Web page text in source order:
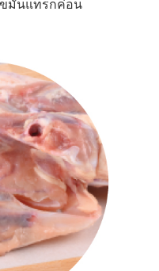
มันแทรกค่อน